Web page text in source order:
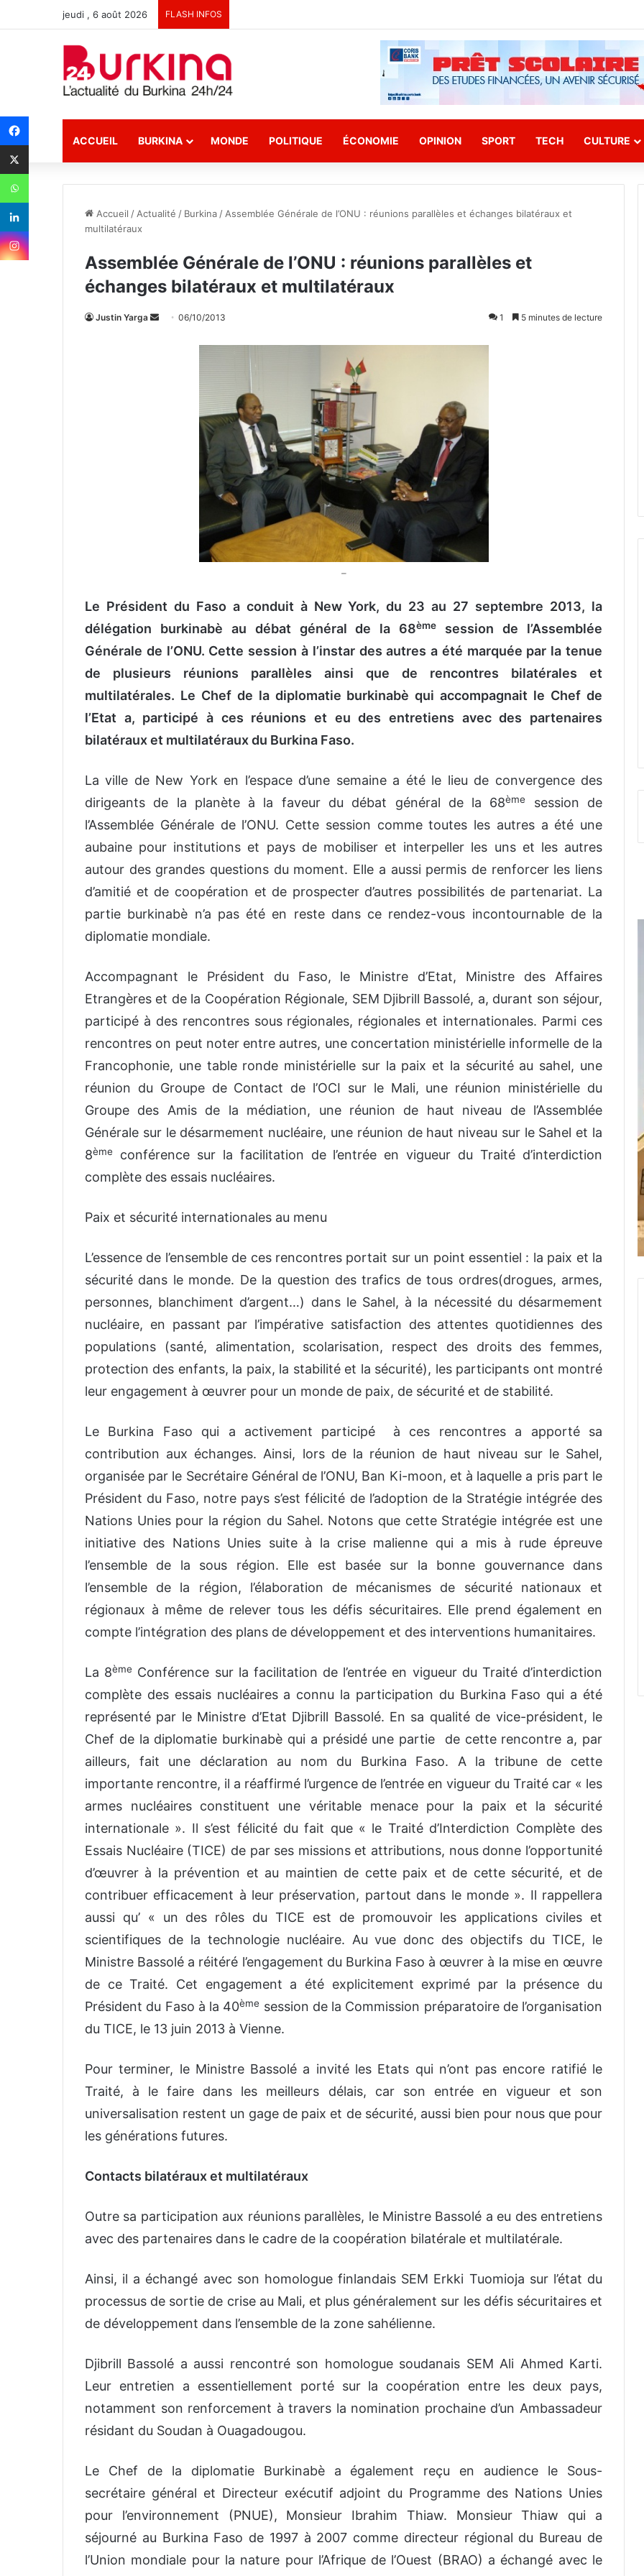
jeudi , 6 août 2026 FLASH INFOS
ACCUEIL BURKINA MONDE POLITIQUE ÉCONOMIE OPINION SPORT TECH CULTURE
Accueil / Actualité / Burkina / Assemblée Générale de l’ONU : réunions parallèles et échanges bilatéraux et
multilatéraux
Assemblée Générale de l’ONU : réunions parallèles et
échanges bilatéraux et multilatéraux
Justin Yarga 06/10/2013 1 5 minutes de lecture
–
Le Président du Faso a conduit à New York, du 23 au 27 septembre 2013, la
délégation burkinabè au débat général de la 68ème
session de l’Assemblée
Générale de l’ONU. Cette session à l’instar des autres a été marquée par la tenue
de plusieurs réunions parallèles ainsi que de rencontres bilatérales et
multilatérales. Le Chef de la diplomatie burkinabè qui accompagnait le Chef de
l’Etat a, participé à ces réunions et eu des entretiens avec des partenaires
bilatéraux et multilatéraux du Burkina Faso.
La ville de New York en l’espace d’une semaine a été le lieu de convergence des
dirigeants de la planète à la faveur du débat général de la 68ème
session de
l’Assemblée Générale de l’ONU. Cette session comme toutes les autres a été une
aubaine pour institutions et pays de mobiliser et interpeller les uns et les autres
autour des grandes questions du moment. Elle a aussi permis de renforcer les liens
d’amitié et de coopération et de prospecter d’autres possibilités de partenariat. La
partie burkinabè n’a pas été en reste dans ce rendez-vous incontournable de la
diplomatie mondiale.
Accompagnant le Président du Faso, le Ministre d’Etat, Ministre des Affaires
Etrangères et de la Coopération Régionale, SEM Djibrill Bassolé, a, durant son séjour,
participé à des rencontres sous régionales, régionales et internationales. Parmi ces
rencontres on peut noter entre autres, une concertation ministérielle informelle de la
Francophonie, une table ronde ministérielle sur la paix et la sécurité au sahel, une
réunion du Groupe de Contact de l’OCI sur le Mali, une réunion ministérielle du
Groupe des Amis de la médiation, une réunion de haut niveau de l’Assemblée
Générale sur le désarmement nucléaire, une réunion de haut niveau sur le Sahel et la
8ème
conférence sur la facilitation de l’entrée en vigueur du Traité d’interdiction
complète des essais nucléaires.
Paix et sécurité internationales au menu
L’essence de l’ensemble de ces rencontres portait sur un point essentiel : la paix et la
sécurité dans le monde. De la question des trafics de tous ordres(drogues, armes,
personnes, blanchiment d’argent…) dans le Sahel, à la nécessité du désarmement
nucléaire, en passant par l’impérative satisfaction des attentes quotidiennes des
populations (santé, alimentation, scolarisation, respect des droits des femmes,
protection des enfants, la paix, la stabilité et la sécurité), les participants ont montré
leur engagement à œuvrer pour un monde de paix, de sécurité et de stabilité.
Le Burkina Faso qui a activement participé à ces rencontres a apporté sa
contribution aux échanges. Ainsi, lors de la réunion de haut niveau sur le Sahel,
organisée par le Secrétaire Général de l’ONU, Ban Ki-moon, et à laquelle a pris part le
Président du Faso, notre pays s’est félicité de l’adoption de la Stratégie intégrée des
Nations Unies pour la région du Sahel. Notons que cette Stratégie intégrée est une
initiative des Nations Unies suite à la crise malienne qui a mis à rude épreuve
l’ensemble de la sous région. Elle est basée sur la bonne gouvernance dans
l’ensemble de la région, l’élaboration de mécanismes de sécurité nationaux et
régionaux à même de relever tous les défis sécuritaires. Elle prend également en
compte l’intégration des plans de développement et des interventions humanitaires.
La 8ème Conférence sur la facilitation de l’entrée en vigueur du Traité d’interdiction
complète des essais nucléaires a connu la participation du Burkina Faso qui a été
représenté par le Ministre d’Etat Djibrill Bassolé. En sa qualité de vice-président, le
Chef de la diplomatie burkinabè qui a présidé une partie de cette rencontre a, par
ailleurs, fait une déclaration au nom du Burkina Faso. A la tribune de cette
importante rencontre, il a réaffirmé l’urgence de l’entrée en vigueur du Traité car « les
armes nucléaires constituent une véritable menace pour la paix et la sécurité
internationale ». Il s’est félicité du fait que « le Traité d’Interdiction Complète des
Essais Nucléaire (TICE) de par ses missions et attributions, nous donne l’opportunité
d’œuvrer à la prévention et au maintien de cette paix et de cette sécurité, et de
contribuer efficacement à leur préservation, partout dans le monde ». Il rappellera
aussi qu’ « un des rôles du TICE est de promouvoir les applications civiles et
scientifiques de la technologie nucléaire. Au vue donc des objectifs du TICE, le
Ministre Bassolé a réitéré l’engagement du Burkina Faso à œuvrer à la mise en œuvre
de ce Traité. Cet engagement a été explicitement exprimé par la présence du
Président du Faso à la 40ème session de la Commission préparatoire de l’organisation
du TICE, le 13 juin 2013 à Vienne.
Pour terminer, le Ministre Bassolé a invité les Etats qui n’ont pas encore ratifié le
Traité, à le faire dans les meilleurs délais, car son entrée en vigueur et son
universalisation restent un gage de paix et de sécurité, aussi bien pour nous que pour
les générations futures.
Contacts bilatéraux et multilatéraux
Outre sa participation aux réunions parallèles, le Ministre Bassolé a eu des entretiens
avec des partenaires dans le cadre de la coopération bilatérale et multilatérale.
Ainsi, il a échangé avec son homologue finlandais SEM Erkki Tuomioja sur l’état du
processus de sortie de crise au Mali, et plus généralement sur les défis sécuritaires et
de développement dans l’ensemble de la zone sahélienne.
Djibrill Bassolé a aussi rencontré son homologue soudanais SEM Ali Ahmed Karti.
Leur entretien a essentiellement porté sur la coopération entre les deux pays,
notamment son renforcement à travers la nomination prochaine d’un Ambassadeur
résidant du Soudan à Ouagadougou.
Le Chef de la diplomatie Burkinabè a également reçu en audience le Sous-
secrétaire général et Directeur exécutif adjoint du Programme des Nations Unies
pour l’environnement (PNUE), Monsieur Ibrahim Thiaw. Monsieur Thiaw qui a
séjourné au Burkina Faso de 1997 à 2007 comme directeur régional du Bureau de
l’Union mondiale pour la nature pour l’Afrique de l’Ouest (BRAO) a échangé avec le